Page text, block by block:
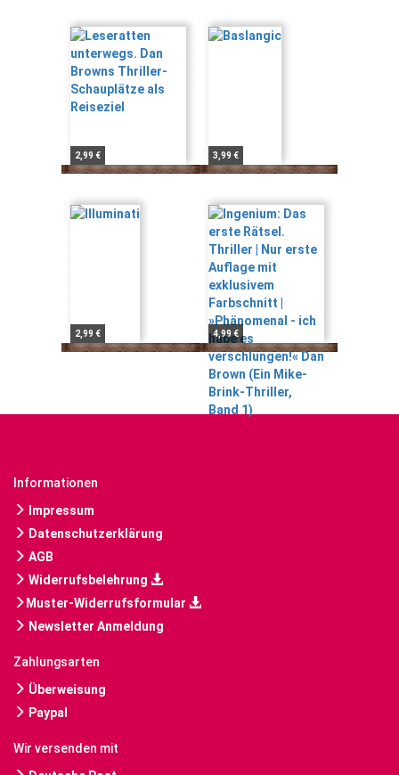
2,99 € 3,99 €
2,99 € 4,99 €
Informationen
Impressum
Datenschutzerklärung
AGB
Widerrufsbelehrung
Muster-Widerrufsformular
Newsletter Anmeldung
Zahlungsarten
Überweisung
Paypal
Wir versenden mit